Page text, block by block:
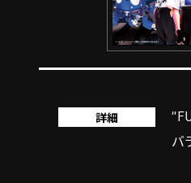
詳細
バ